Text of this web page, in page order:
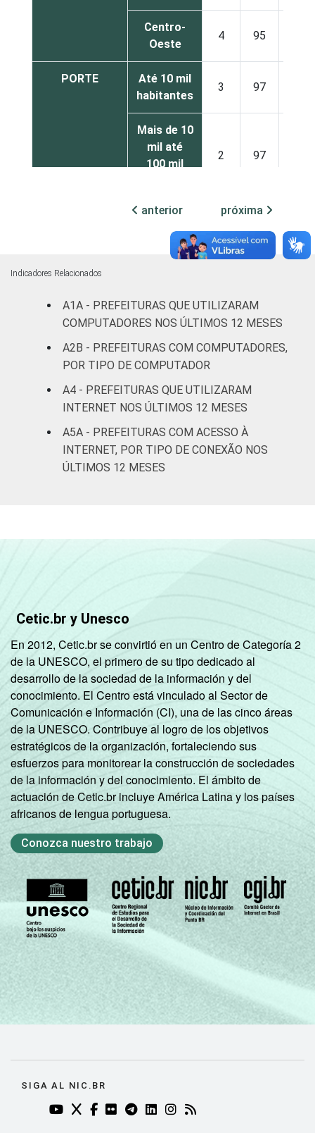
Centro-
Oeste
4 95
PORTE
Até 10 mil
habitantes
3 97
Mais de 10
mil até
100 mil
2 97
Mais de
100 mil
até 500
1 0
Mais de
habitantes
Fonte: CGI.br/NIC.br, Centro Regional de
Estudos para o Desenvolvimento da
Pesquisa sobre o uso das tecnologias de
informação e comunicação no setor público
brasileiro - TIC Governo Eletrônico 2019.
anterior próxima
Indicadores Relacionados
A1A - PREFEITURAS QUE UTILIZARAM
COMPUTADORES NOS ÚLTIMOS 12 MESES
A2B - PREFEITURAS COM COMPUTADORES,
POR TIPO DE COMPUTADOR
A4 - PREFEITURAS QUE UTILIZARAM
INTERNET NOS ÚLTIMOS 12 MESES
A5A - PREFEITURAS COM ACESSO À
INTERNET, POR TIPO DE CONEXÃO NOS
ÚLTIMOS 12 MESES
Cetic.br y Unesco
En 2012, Cetic.br se convirtió en un Centro de Categoría 2
de la UNESCO, el primero de su tipo dedicado al
desarrollo de la sociedad de la información y del
conocimiento. El Centro está vinculado al Sector de
Comunicación e Información (CI), una de las cinco áreas
de la UNESCO. Contribuye al logro de los objetivos
estratégicos de la organización, fortaleciendo sus
esfuerzos para monitorear la construcción de sociedades
de la información y del conocimiento. El ámbito de
actuación de Cetic.br incluye América Latina y los países
africanos de lengua portuguesa.
Conozca nuestro trabajo
SIGA AL NIC.BR
YOUTUBE DO NIC.BR (ABRE EM NOVA ABA)
TWITTER DO NIC.BR (ABRE EM NOVA ABA)
FACEBOOK DO NIC.BR (ABRE EM NOVA
FLICKR DO NIC.BR (ABRE EM NOVA
TELEGRAM DO NIC.BR (ABRE EM
LINKEDIN DO NIC.BR (ABRE
INSTAGRAM DO NIC.BR
RSS DO NIC.BR (ABRE